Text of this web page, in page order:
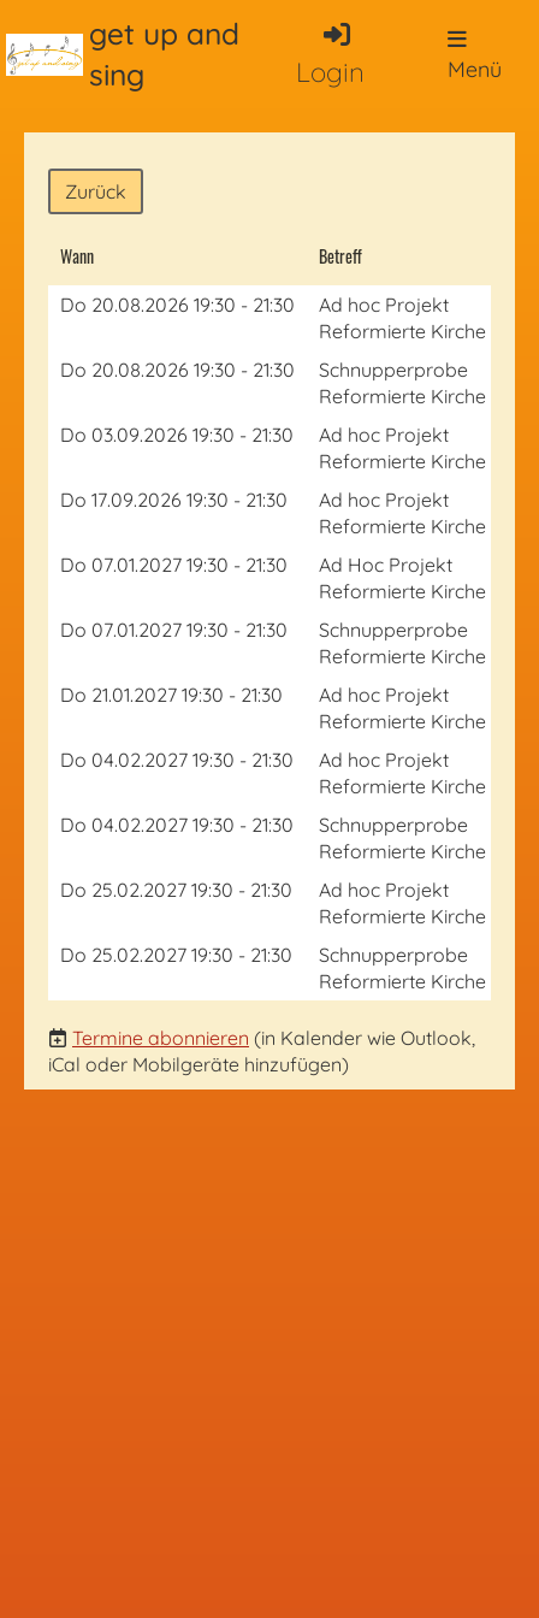
get up and
sing
Login Menü
Zurück
Wann Betreff
Do 20.08.2026 19:30 - 21:30
Ad hoc Projekt
Reformierte Kirche
Do 20.08.2026 19:30 - 21:30
Schnupperprobe
Reformierte Kirche
Do 03.09.2026 19:30 - 21:30
Ad hoc Projekt
Reformierte Kirche
Do 17.09.2026 19:30 - 21:30
Ad hoc Projekt
Reformierte Kirche
Do 07.01.2027 19:30 - 21:30
Ad Hoc Projekt
Reformierte Kirche
Do 07.01.2027 19:30 - 21:30
Schnupperprobe
Reformierte Kirche
Do 21.01.2027 19:30 - 21:30
Ad hoc Projekt
Reformierte Kirche
Do 04.02.2027 19:30 - 21:30
Ad hoc Projekt
Reformierte Kirche
Do 04.02.2027 19:30 - 21:30
Schnupperprobe
Reformierte Kirche
Do 25.02.2027 19:30 - 21:30
Ad hoc Projekt
Reformierte Kirche
Do 25.02.2027 19:30 - 21:30
Schnupperprobe
Reformierte Kirche
Termine abonnieren (in Kalender wie Outlook,
iCal oder Mobilgeräte hinzufügen)